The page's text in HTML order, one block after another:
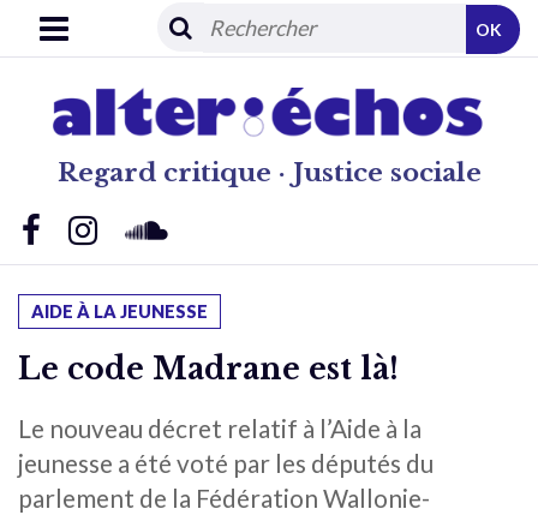
Regard critique · Justice sociale
OK
AIDE À LA JEUNESSE
Le code Madrane est là!
Le nouveau décret relatif à l’Aide à la
jeunesse a été voté par les députés du
parlement de la Fédération Wallonie-